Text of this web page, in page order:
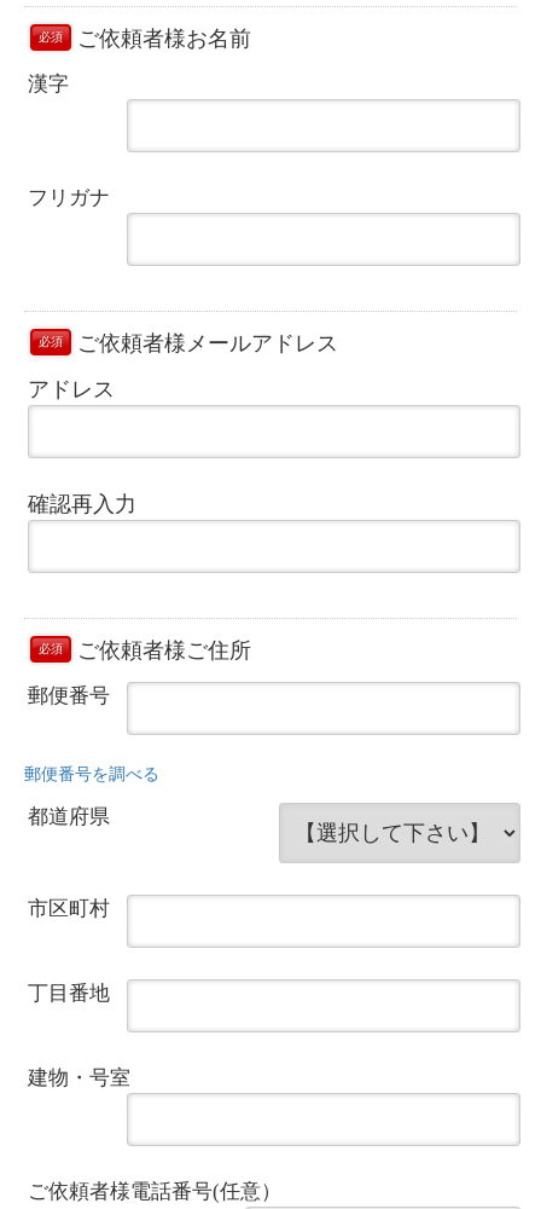
必須 ご依頼者様お名前
漢字
フリガナ
必須
ご依頼者様メールアドレス
アドレス
確認再入力
必須 ご依頼者様ご住所
郵便番号
郵便番号を調べる
都道府県
市区町村
丁目番地
建物・号室
ご依頼者様電話番号(任意）